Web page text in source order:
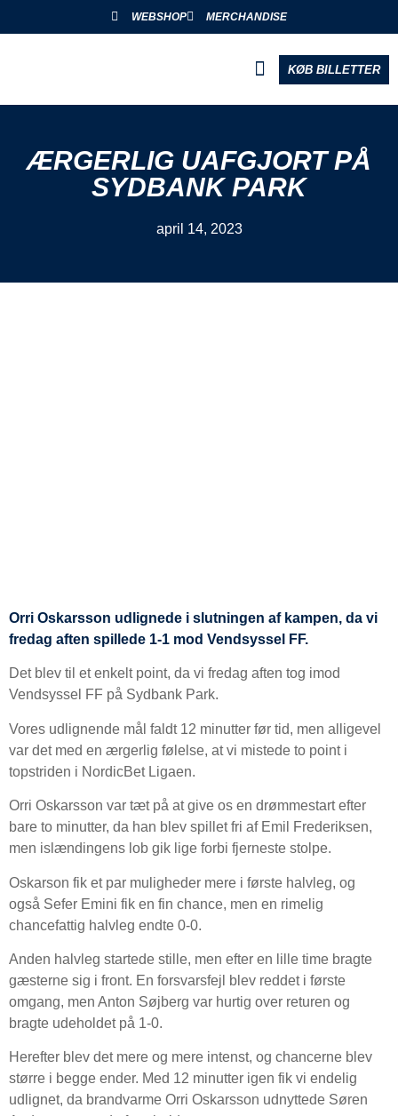
WEBSHOP MERCHANDISE
KØB BILLETTER
ÆRGERLIG UAFGJORT PÅ
SYDBANK PARK
april 14, 2023
Orri Oskarsson udlignede i slutningen af kampen, da vi
fredag aften spillede 1-1 mod Vendsyssel FF.
Det blev til et enkelt point, da vi fredag aften tog imod
Vendsyssel FF på Sydbank Park.
Vores udlignende mål faldt 12 minutter før tid, men alligevel
var det med en ærgerlig følelse, at vi mistede to point i
topstriden i NordicBet Ligaen.
Orri Oskarsson var tæt på at give os en drømmestart efter
bare to minutter, da han blev spillet fri af Emil Frederiksen,
men islændingens lob gik lige forbi fjerneste stolpe.
Oskarson fik et par muligheder mere i første halvleg, og
også Sefer Emini fik en fin chance, men en rimelig
chancefattig halvleg endte 0-0.
Anden halvleg startede stille, men efter en lille time bragte
gæsterne sig i front. En forsvarsfejl blev reddet i første
omgang, men Anton Søjberg var hurtig over returen og
bragte udeholdet på 1-0.
Herefter blev det mere og mere intenst, og chancerne blev
større i begge ender. Med 12 minutter igen fik vi endelig
udlignet, da brandvarme Orri Oskarsson udnyttede Søren